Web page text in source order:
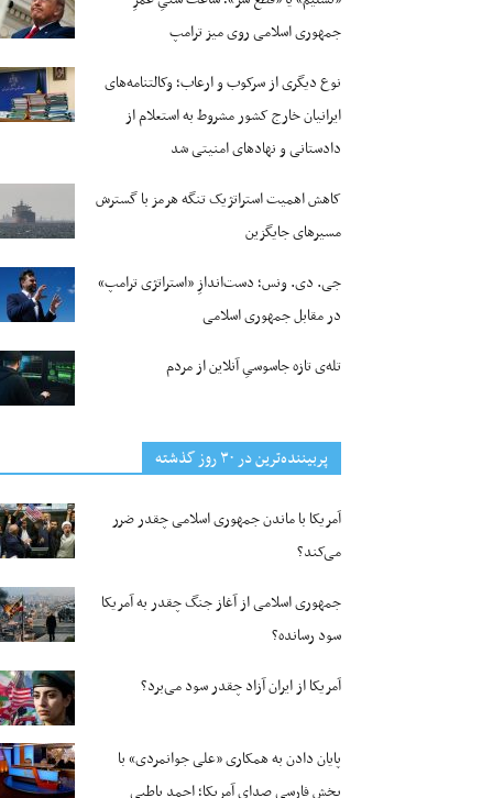
جمهوری اسلامی روی میز ترامپ
نوع دیگری از سرکوب و ارعاب؛ وکالتنامه‌های
ایرانیان خارج کشور مشروط به استعلام از
دادستانی و نهادهای امنیتی شد
کاهش اهمیت استراتژیک تنگه‌ هرمز با گسترش
مسیرهای جایگزین
جی‌. دی. ونس؛ دست‌اندازِ «استراتژی ترامپ»
در مقابل جمهوری اسلامی
تله‌ی تازه جاسوسیِ آنلاین از مردم
پربیننده‌ترین‌ در ۳۰ روز گذشته
آمریکا با ماندن جمهوری اسلامی چقدر ضرر
می‌کند؟
جمهوری اسلامی از آغاز جنگ چقدر به آمریکا
سود رسانده؟
آمریکا از ایران آزاد چقدر سود می‌برد؟
پایان دادن به همکاری «علی جوانمردی» با
بخش فارسی صدای آمریکا؛ احمد باطبی